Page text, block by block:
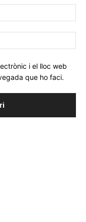
i el lloc web
que ho faci.